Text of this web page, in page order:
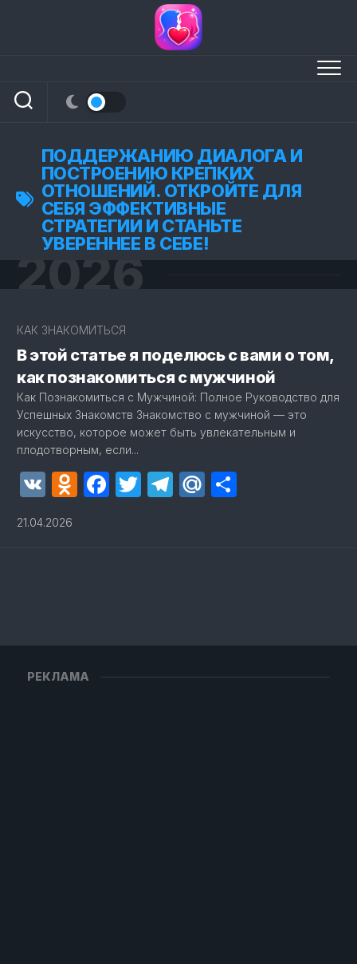
ПОДДЕРЖАНИЮ ДИАЛОГА И
ПОСТРОЕНИЮ КРЕПКИХ
ОТНОШЕНИЙ. ОТКРОЙТЕ ДЛЯ
СЕБЯ ЭФФЕКТИВНЫЕ
СТРАТЕГИИ И СТАНЬТЕ
УВЕРЕННЕЕ В СЕБЕ!
2026
КАК ЗНАКОМИТЬСЯ
В этой статье я поделюсь с вами о том,
как познакомиться с мужчиной
Как Познакомиться с Мужчиной: Полное Руководство для
Успешных Знакомств Знакомство с мужчиной — это
искусство, которое может быть увлекательным и
плодотворным, если...
VK Odnoklassniki
Facebook
Twitter
Telegram
Mail.Ru
21.04.2026
РЕКЛАМА